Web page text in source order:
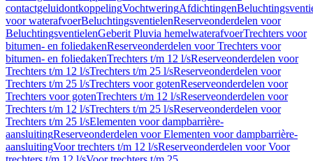
contactgeluidontkoppelingVochtweringAfdichtingen
voor waterafvoerBeluchtingsventielenReserveonderdelen voor
BeluchtingsventielenGeberit Pluvia hemelwaterafvoerTrechters voor
bitumen- en foliedakenReserveonderdelen voor Trechters voor
bitumen- en foliedakenTrechters t/m 12 l/sReserveonderdelen voor
Trechters t/m 12 l/sTrechters t/m 25 l/sReserveonderdelen voor
Trechters t/m 25 l/sTrechters voor gotenReserveonderdelen voor
Trechters voor gotenTrechters t/m 12 l/sReserveonderdelen voor
Trechters t/m 12 l/sTrechters t/m 25 l/sReserveonderdelen voor
Trechters t/m 25 l/sElementen voor dampbarrière-
aansluitingReserveonderdelen voor Elementen voor dampbarrière-
aansluitingVoor trechters t/m 12 l/sReserveonderdelen voor Voor